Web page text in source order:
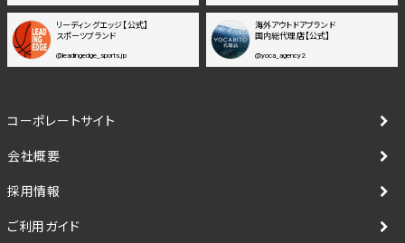
リーディングエッジ【公式】
スポーツブランド
@leadingedge_sports.jp
海外アウトドアブランド
国内総代理店【公式】
@yoca_agency2
コーポレートサイト
会社概要
採用情報
ご利用ガイド